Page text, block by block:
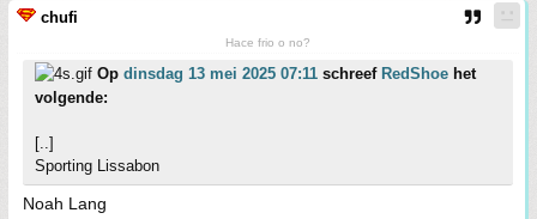
chufi
Hace frio o no?
Op dinsdag 13 mei 2025 07:11 schreef RedShoe het
volgende:
[..]
Sporting Lissabon
Noah Lang